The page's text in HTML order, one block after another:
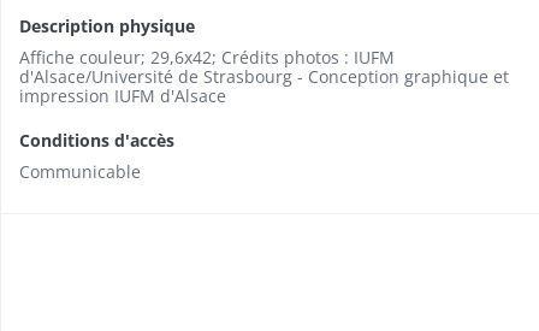
Description physique
Affiche couleur; 29,6x42; Crédits photos : IUFM
d'Alsace/Université de Strasbourg - Conception graphique et
impression IUFM d'Alsace
Conditions d'accès
Communicable